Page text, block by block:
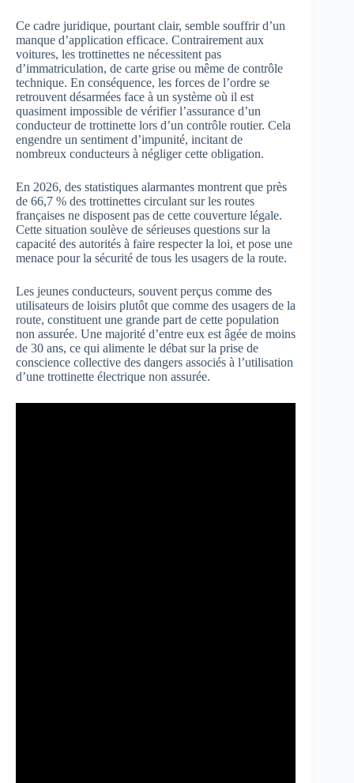
Ce cadre juridique, pourtant clair, semble souffrir d’un
manque d’application efficace. Contrairement aux
voitures, les trottinettes ne nécessitent pas
d’immatriculation, de carte grise ou même de contrôle
technique. En conséquence, les forces de l’ordre se
retrouvent désarmées face à un système où il est
quasiment impossible de vérifier l’assurance d’un
conducteur de trottinette lors d’un contrôle routier. Cela
engendre un sentiment d’impunité, incitant de
nombreux conducteurs à négliger cette obligation.
En 2026, des statistiques alarmantes montrent que près
de 66,7 % des trottinettes circulant sur les routes
françaises ne disposent pas de cette couverture légale.
Cette situation soulève de sérieuses questions sur la
capacité des autorités à faire respecter la loi, et pose une
menace pour la sécurité de tous les usagers de la route.
Les jeunes conducteurs, souvent perçus comme des
utilisateurs de loisirs plutôt que comme des usagers de la
route, constituent une grande part de cette population
non assurée. Une majorité d’entre eux est âgée de moins
de 30 ans, ce qui alimente le débat sur la prise de
conscience collective des dangers associés à l’utilisation
d’une trottinette électrique non assurée.